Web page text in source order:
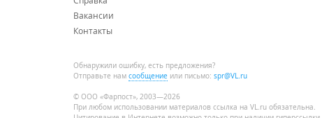
Вакансии
Контакты
Обнаружили ошибку, есть предложения?
Отправьте нам сообщение или письмо: spr@VL.ru
© ООО «Фарпост», 2003—2026
При любом использовании материалов ссылка на VL.ru обязательна.